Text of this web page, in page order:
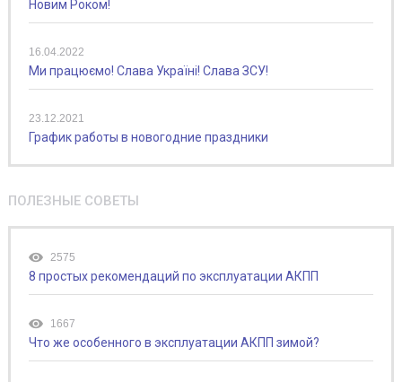
Новим Роком!
16.04.2022
Ми працюємо! Слава Україні! Слава ЗСУ!
23.12.2021
График работы в новогодние праздники
ПОЛЕЗНЫЕ СОВЕТЫ
2575
8 простых рекомендаций по эксплуатации АКПП
1667
Что же особенного в эксплуатации АКПП зимой?